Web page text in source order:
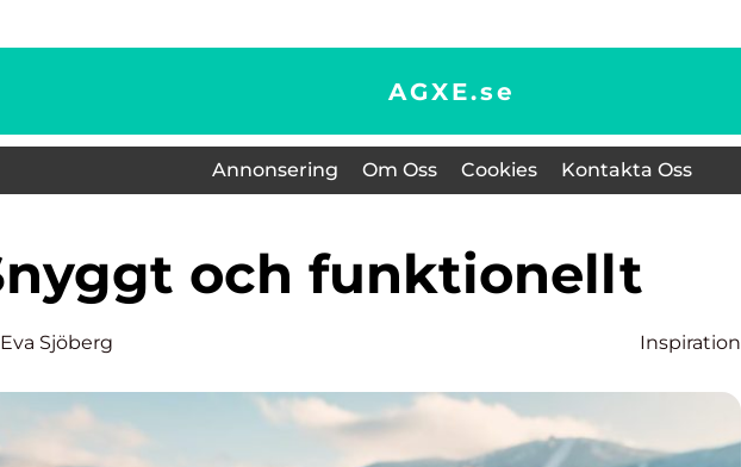
AGXE.se
Annonsering Om Oss Cookies Kontakta Oss
Snyggt och funktionellt
Eva Sjöberg Inspiration